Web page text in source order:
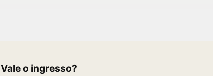
Vale o ingresso?